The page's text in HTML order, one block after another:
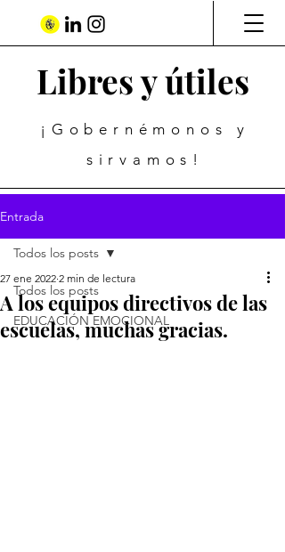
Libres y útiles
¡Gobernémonos y
sirvamos!
Entrada
Todos los posts
EDUCACIÓN EMOCIONAL
Todos los posts
A los equipos directivos de las
escuelas, muchas gracias.
27 ene 2022 2 min de lectura